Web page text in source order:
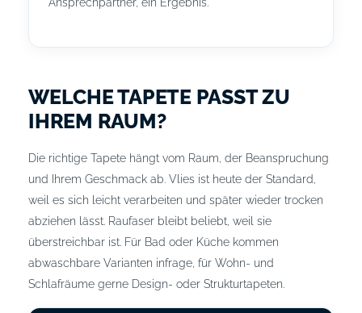
WELCHE TAPETE PASST ZU
IHREM RAUM?
Die richtige Tapete hängt vom Raum, der Beanspruchung
und Ihrem Geschmack ab. Vlies ist heute der Standard,
weil es sich leicht verarbeiten und später wieder trocken
abziehen lässt. Raufaser bleibt beliebt, weil sie
überstreichbar ist. Für Bad oder Küche kommen
abwaschbare Varianten infrage, für Wohn- und
Schlafräume gerne Design- oder Strukturtapeten.